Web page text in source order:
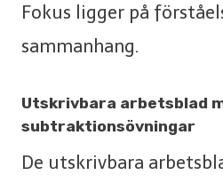
Fokus ligger på
sammanhang.
Utskrivbara arbetsblad
subtraktionsövningar
De utskrivbara